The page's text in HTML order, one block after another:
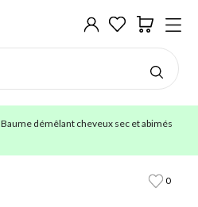
Baume démêlant cheveux sec et abimés
0